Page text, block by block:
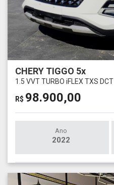
CHERY TIGGO 5x
1.5 VVT TURBO iFLEX TXS DCT
R$ 98.900,00
Ano
2022